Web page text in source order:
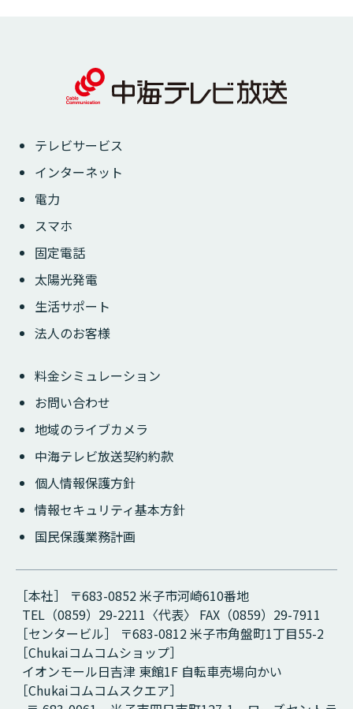
テレビサービス
インターネット
電力
スマホ
固定電話
太陽光発電
生活サポート
法人のお客様
料金シミュレーション
お問い合わせ
地域のライブカメラ
中海テレビ放送契約約款
個人情報保護方針
情報セキュリティ基本方針
国民保護業務計画
［本社］ 〒683-0852 米子市河崎610番地
TEL（0859）29-2211〈代表〉 FAX（0859）29-7911
［センタービル］ 〒683-0812 米子市角盤町1丁目55-2
［Chukaiコムコムショップ］
イオンモール日吉津 東館1F 自転車売場向かい
［Chukaiコムコムスクエア］